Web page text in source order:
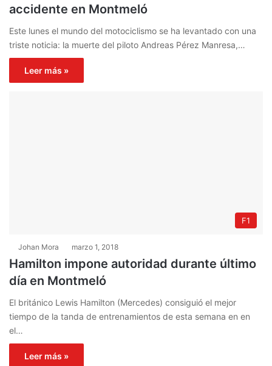
accidente en Montmeló
Este lunes el mundo del motociclismo se ha levantado con una
triste noticia: la muerte del piloto Andreas Pérez Manresa,…
Leer más »
F1
Johan Mora marzo 1, 2018
Hamilton impone autoridad durante último
día en Montmeló
El británico Lewis Hamilton (Mercedes) consiguió el mejor
tiempo de la tanda de entrenamientos de esta semana en en
el…
Leer más »